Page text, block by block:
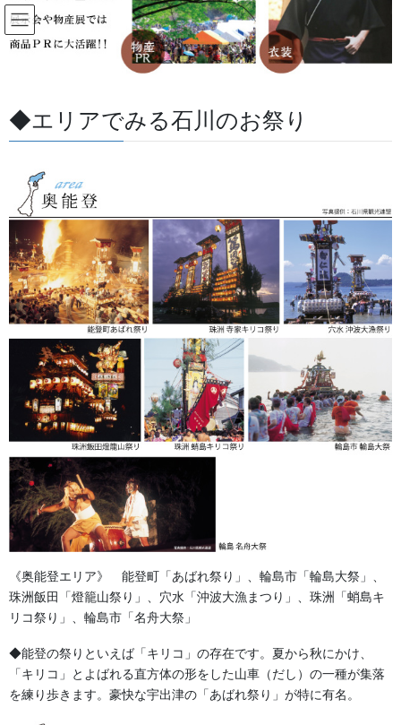
コ
ン
テ
移
動
ナ
ビ
ゲ
ン
に
すべての記事
すべての記事 お祭用品・品目
法被・はっぴ・はんてん・印半纏
2018/06/16 / 最終更新日 :
法被・はっぴ・はんてん・印半纏
１枚から、はんてん衿に印入れ 1
枚からできます。
す。
加工方法 ヒートカット圧着マーキング加工です。
◆エリアでみる石川のお祭り
《奥能登エリア》 能登町「あばれ祭り」、輪島市「輪島大祭」、
珠洲飯田「燈籠山祭り」、穴水「沖波大漁まつり」、珠洲「蛸島キ
リコ祭り」、輪島市「名舟大祭」
◆能登の祭りといえば「キリコ」の存在です。夏から秋にかけ、
「キリコ」とよばれる直方体の形をした山車（だし）の一種が集落
を練り歩きます。豪快な宇出津の「あばれ祭り」が特に有名。